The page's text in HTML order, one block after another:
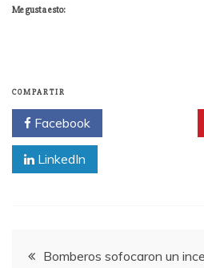
Me gusta esto:
COMPARTIR
Facebook
LinkedIn
Navegación
Bomberos sofocaron un